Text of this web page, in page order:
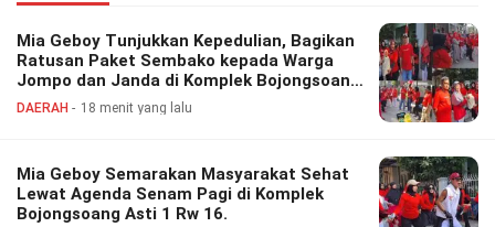
Mia Geboy Tunjukkan Kepedulian, Bagikan
Ratusan Paket Sembako kepada Warga
Jompo dan Janda di Komplek Bojongsoang
Asri 1
DAERAH 18 menit yang lalu
Mia Geboy Semarakan Masyarakat Sehat
Lewat Agenda Senam Pagi di Komplek
Bojongsoang Asti 1 Rw 16.